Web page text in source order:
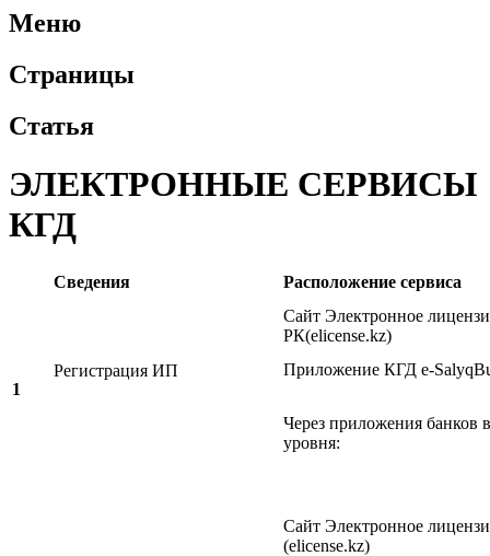
Меню
Страницы
Статья
ЭЛЕКТРОННЫЕ СЕРВИСЫ
КГД
Сведения Расположение сервиса
1
Регистрация ИП
Сайт Электронное
РК(elicense.kz)
Приложение КГД e-
Через приложения банков
уровня:
Сайт Электронное
(elicense.kz)